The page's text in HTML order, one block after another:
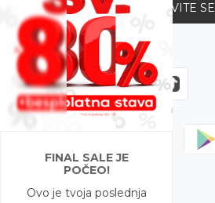
FINAL SALE JE
POČEO!
Ovo je tvoja poslednja
PRIJAVITE SE
Zapratite nas